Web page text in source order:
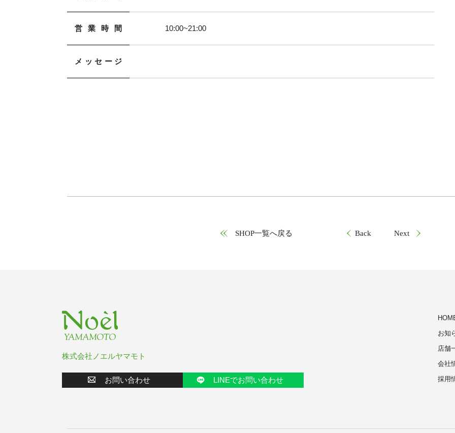
営業時間 10:00~21:00
メッセージ
SHOP一覧へ戻る Back Next
株式会社ノエルヤマモト
お問い合わせ LINEでお問い合わせ
お知
店舗
会社
採用